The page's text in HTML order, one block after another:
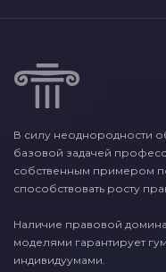
В силу неоднородности
базовой задачей
собственным примером
способствовать росту
Наличие правовой
моделями гарантирует
индивидуумами.